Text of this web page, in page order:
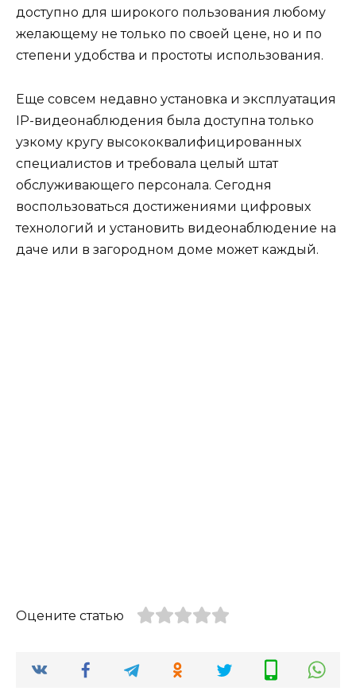
доступно для широкого пользования любому
желающему не только по своей цене, но и по
степени удобства и простоты использования.
Еще совсем недавно установка и эксплуатация
IP-видеонаблюдения была доступна только
узкому кругу высококвалифицированных
специалистов и требовала целый штат
обслуживающего персонала. Сегодня
воспользоваться достижениями цифровых
технологий и установить видеонаблюдение на
даче или в загородном доме может каждый.
Оцените статью